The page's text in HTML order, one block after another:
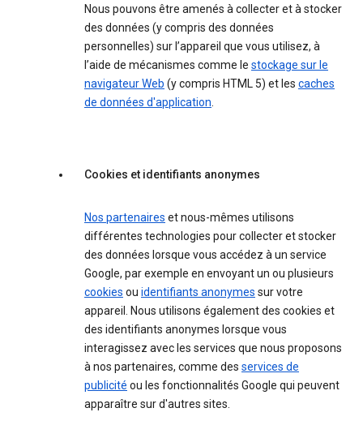
Nous pouvons être amenés à collecter et à stocker
des données (y compris des données
personnelles) sur l’appareil que vous utilisez, à
l’aide de mécanismes comme le stockage sur le
navigateur Web (y compris HTML 5) et les caches
de données d'application.
Cookies et identifiants anonymes
Nos partenaires et nous-mêmes utilisons
différentes technologies pour collecter et stocker
des données lorsque vous accédez à un service
Google, par exemple en envoyant un ou plusieurs
cookies ou identifiants anonymes sur votre
appareil. Nous utilisons également des cookies et
des identifiants anonymes lorsque vous
interagissez avec les services que nous proposons
à nos partenaires, comme des services de
publicité ou les fonctionnalités Google qui peuvent
apparaître sur d'autres sites.